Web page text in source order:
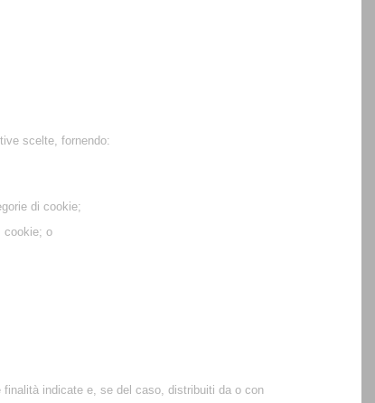
scelte, fornendo:
di cookie;
cookie; o
indicate e, se del caso, distribuiti da o con